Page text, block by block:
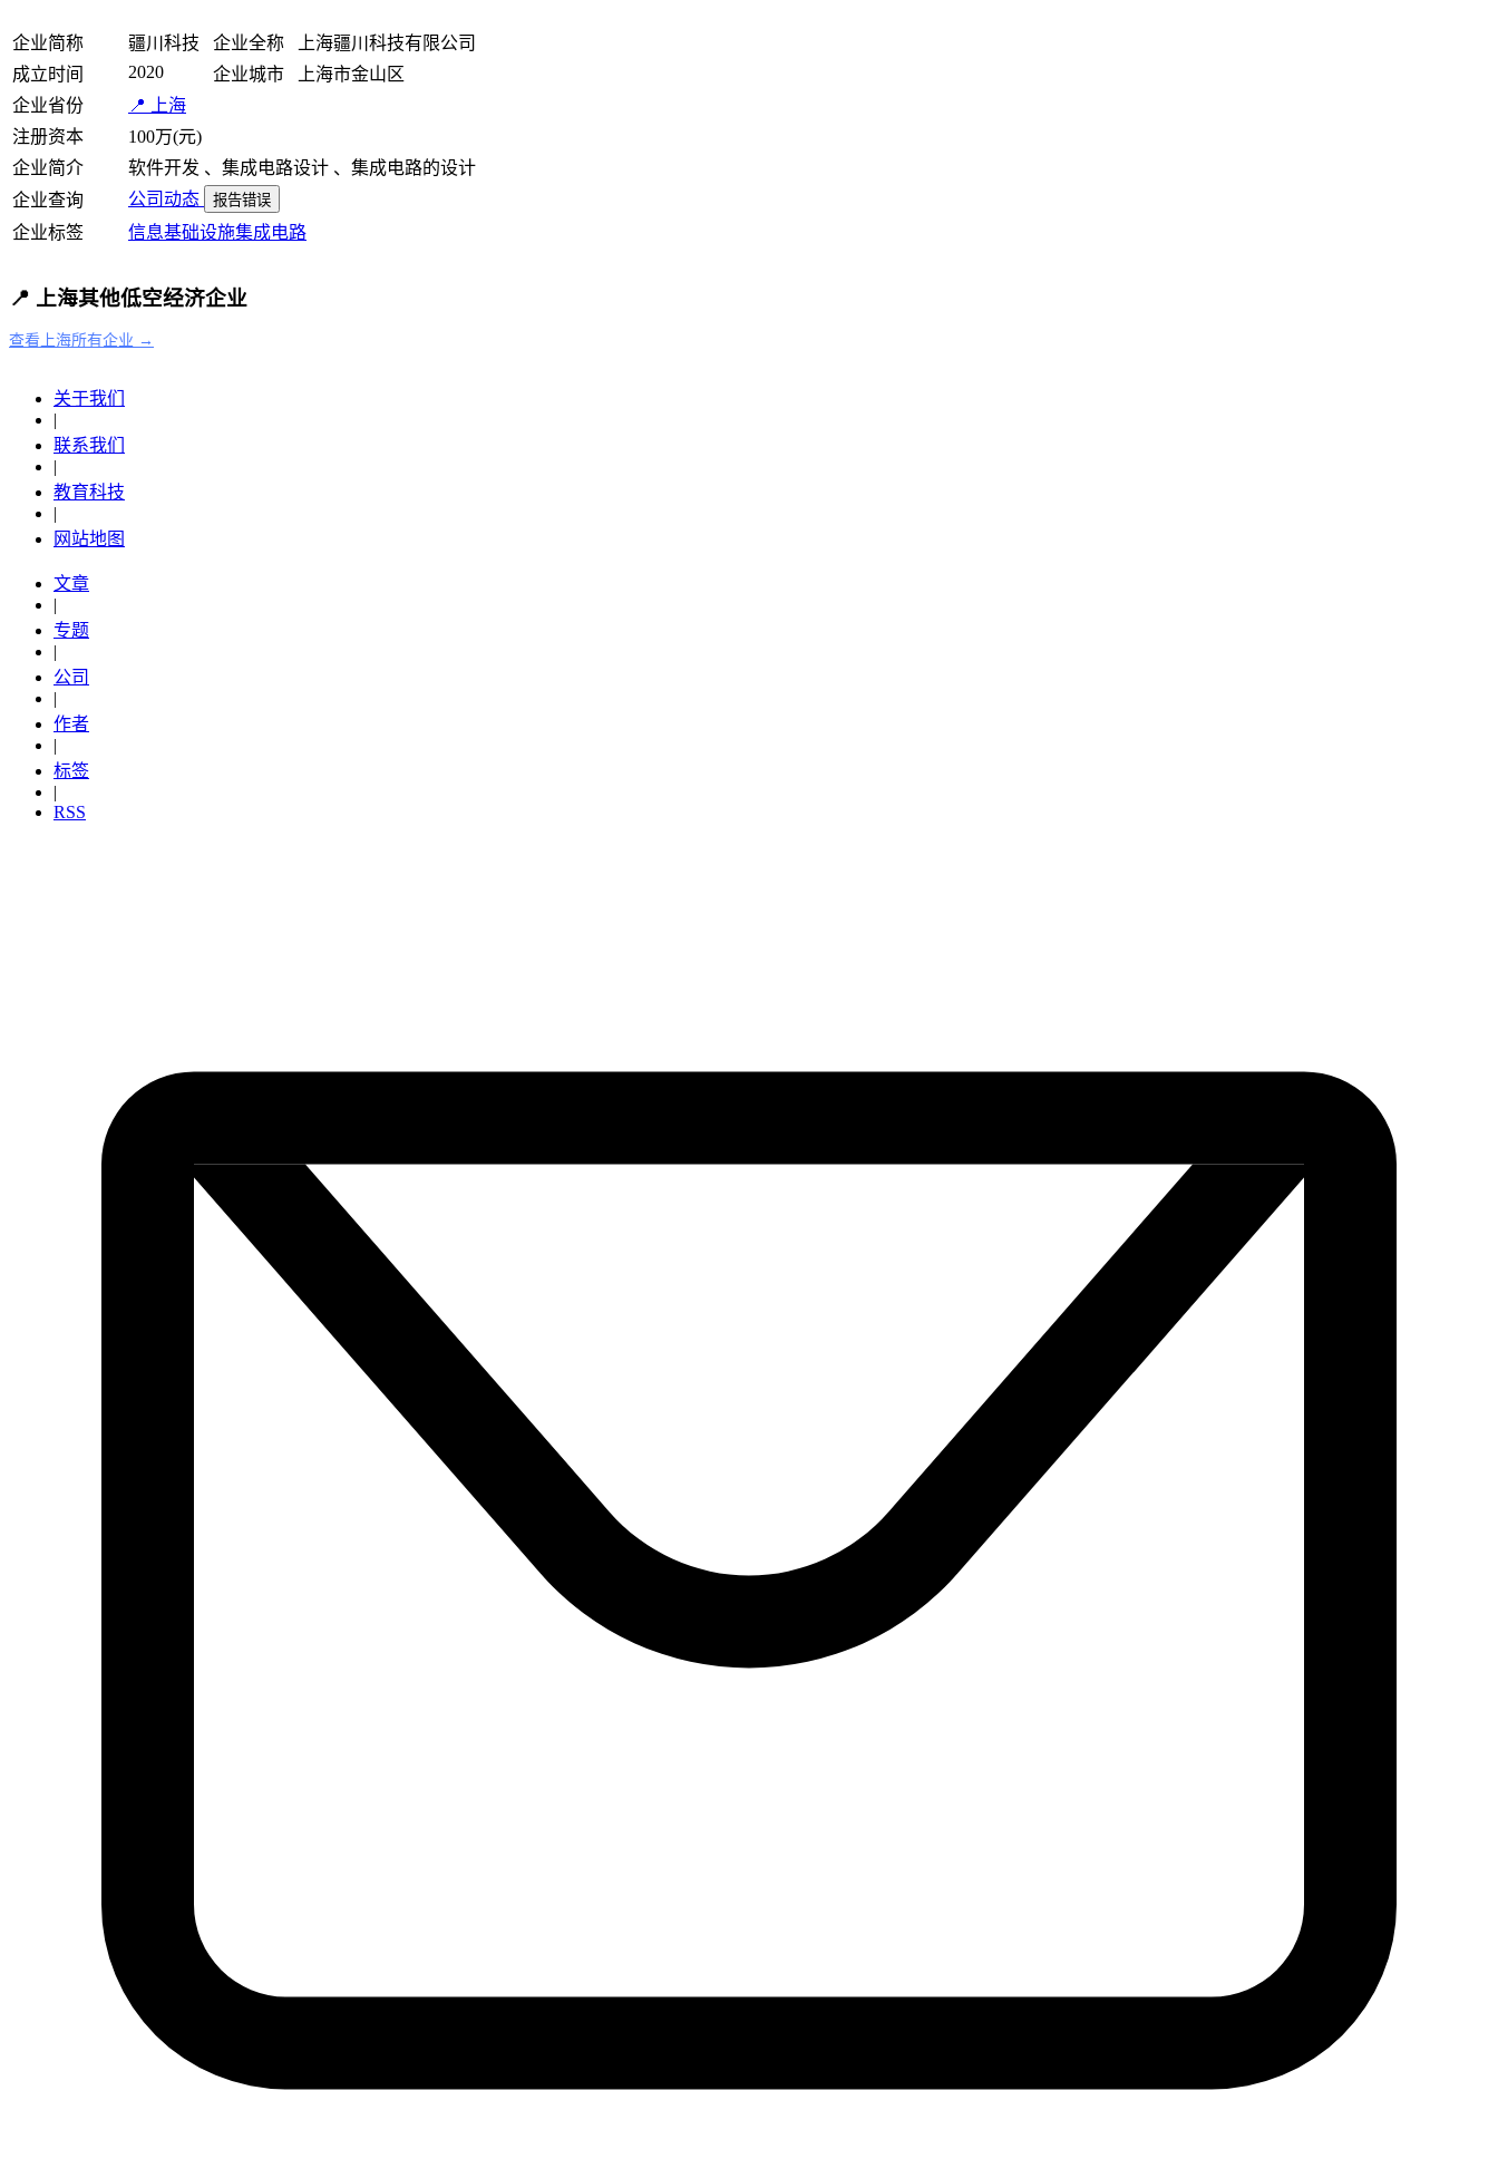
企业简称 疆川科技 企业全称
上海疆川科技有限公司
成立时间
2020 企业城市
上海市金山区
企业省份
📍 上海
注册资本
100万(元)
企业简介
软件开发 、集成电路设计 、集成电路的设计
企业查询
公司动态 报告错误
企业标签 信息基础设施集成电路
📍 上海其他低空经济企业
查看上海所有企业 →
关于我们
|
联系我们
|
教育科技
|
网站地图
文章
|
专题
|
公司
|
作者
|
标签
|
RSS